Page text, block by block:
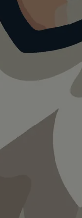
the
Traumland
the Bear
vor Ort. Bringt